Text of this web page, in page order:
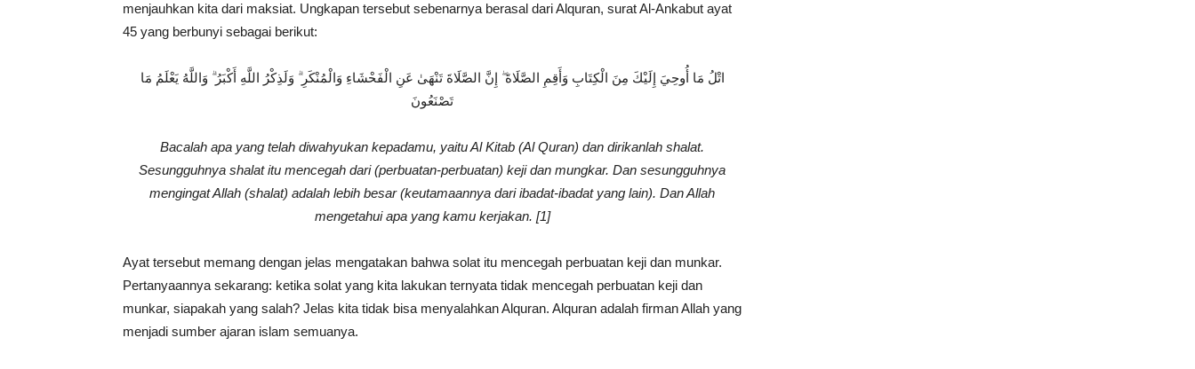
menjauhkan kita dari maksiat. Ungkapan tersebut sebenarnya berasal dari Alquran, surat Al-Ankabut ayat
45 yang berbunyi sebagai berikut:
اتْلُ مَا أُوحِيَ إِلَيْكَ مِنَ الْكِتَابِ وَأَقِمِ الصَّلَاةَ ۖ إِنَّ الصَّلَاةَ تَنْهَىٰ عَنِ الْفَحْشَاءِ وَالْمُنْكَرِ ۗ وَلَذِكْرُ اللَّهِ أَكْبَرُ ۗ وَاللَّهُ يَعْلَمُ مَا
تَصْنَعُونَ
Bacalah apa yang telah diwahyukan kepadamu, yaitu Al Kitab (Al Quran) dan dirikanlah shalat.
Sesungguhnya shalat itu mencegah dari (perbuatan-perbuatan) keji dan mungkar. Dan sesungguhnya
mengingat Allah (shalat) adalah lebih besar (keutamaannya dari ibadat-ibadat yang lain). Dan Allah
mengetahui apa yang kamu kerjakan. [1]
Ayat tersebut memang dengan jelas mengatakan bahwa solat itu mencegah perbuatan keji dan munkar.
Pertanyaannya sekarang: ketika solat yang kita lakukan ternyata tidak mencegah perbuatan keji dan
munkar, siapakah yang salah? Jelas kita tidak bisa menyalahkan Alquran. Alquran adalah firman Allah yang
menjadi sumber ajaran islam semuanya.